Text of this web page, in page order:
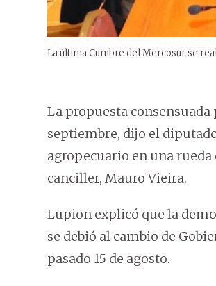
La última Cumbre del Mercosur se
La propuesta consensuada
septiembre, dijo el
agropecuario en una
canciller, Mauro Vieira.
Lupion explicó que la
se debió al cambio de
pasado 15 de agosto.